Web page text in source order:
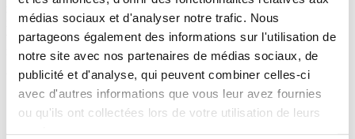
médias sociaux et d'analyser notre trafic. Nous
partageons également des informations sur l'utilisation de
notre site avec nos partenaires de médias sociaux, de
publicité et d'analyse, qui peuvent combiner celles-ci
avec d'autres informations que vous leur avez fournies
ou qu'ils ont collectées lors de votre utilisation de leurs
gestion des géosynthétiques et géotextiles
intervenons ensuivi et contrôle(avis sur les documents ou
variantes), et pouvons, dès que de besoin, rapidement mobiliser
notrelaboratoire géotechnique.
Votre projet
Votre projet porte sur la rénovation ou la réalisation
d'une chaussée ou d'une voirie?